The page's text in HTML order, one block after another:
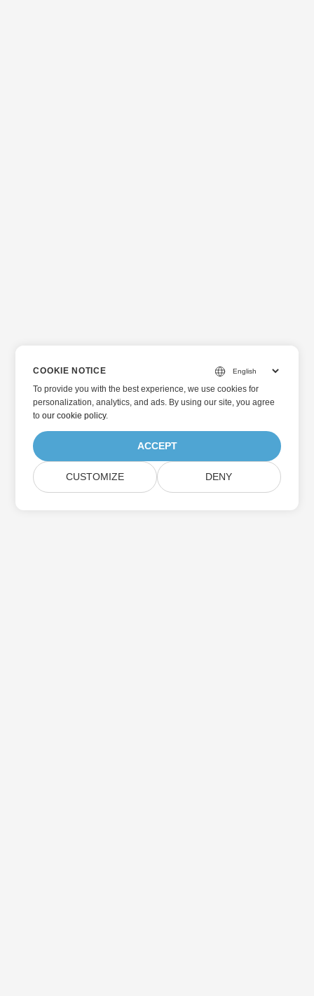
COOKIE NOTICE
To provide you with the best experience, we use cookies for
personalization, analytics, and ads. By using our site, you agree
toour cookie policy.
ACCEPT
CUSTOMIZE DENY